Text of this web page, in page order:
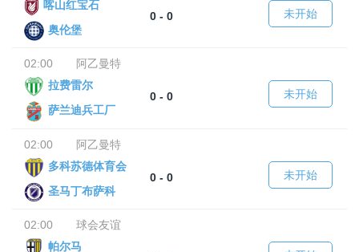
喀山红宝石
0 - 0
奥伦堡
未开始
02:00
阿乙曼特
拉费雷尔
0 - 0
萨兰迪兵工厂
未开始
02:00
阿乙曼特
多科苏德体育会
0 - 0
圣马丁布萨科
未开始
02:00
球会友谊
帕尔马